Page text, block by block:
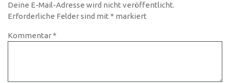
Deine E-Mail-Adresse wird nicht veröffentlicht.
Erforderliche Felder sind mit * markiert
Kommentar*